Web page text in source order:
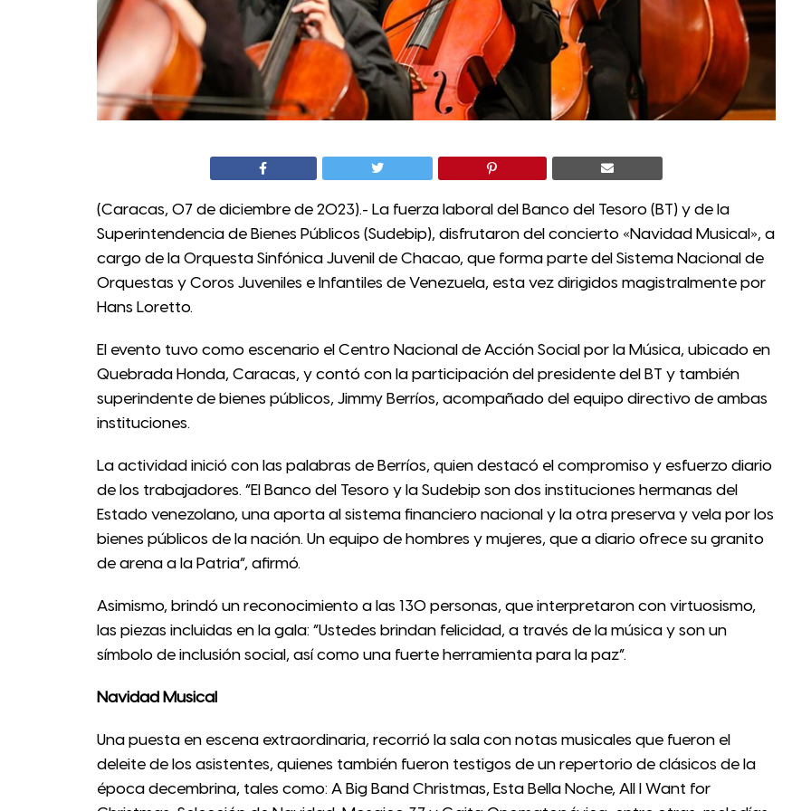
(Caracas, 07 de diciembre de 2023).- La fuerza laboral del Banco del Tesoro (BT) y de la
Superintendencia de Bienes Públicos (Sudebip), disfrutaron del concierto «Navidad Musical», a
cargo de la Orquesta Sinfónica Juvenil de Chacao, que forma parte del Sistema Nacional de
Orquestas y Coros Juveniles e Infantiles de Venezuela, esta vez dirigidos magistralmente por
Hans Loretto.
El evento tuvo como escenario el Centro Nacional de Acción Social por la Música, ubicado en
Quebrada Honda, Caracas, y contó con la participación del presidente del BT y también
superindente de bienes públicos, Jimmy Berríos, acompañado del equipo directivo de ambas
instituciones.
La actividad inició con las palabras de Berríos, quien destacó el compromiso y esfuerzo diario
de los trabajadores. “El Banco del Tesoro y la Sudebip son dos instituciones hermanas del
Estado venezolano, una aporta al sistema financiero nacional y la otra preserva y vela por los
bienes públicos de la nación. Un equipo de hombres y mujeres, que a diario ofrece su granito
de arena a la Patria”, afirmó.
Asimismo, brindó un reconocimiento a las 130 personas, que interpretaron con virtuosismo,
las piezas incluidas en la gala: “Ustedes brindan felicidad, a través de la música y son un
símbolo de inclusión social, así como una fuerte herramienta para la paz”.
Navidad Musical
Una puesta en escena extraordinaria, recorrió la sala con notas musicales que fueron el
deleite de los asistentes, quienes también fueron testigos de un repertorio de clásicos de la
época decembrina, tales como: A Big Band Christmas, Esta Bella Noche, All I Want for